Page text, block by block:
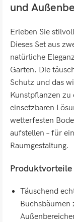
und
Erleben Sie
Dieses Set aus
natürliche
Garten. Die
Schutz und das
Kunstpflanzen zu
einsetzbaren
wetterfesten
aufstellen – für
Raumgestaltung.
Produktvorteile
Täuschend